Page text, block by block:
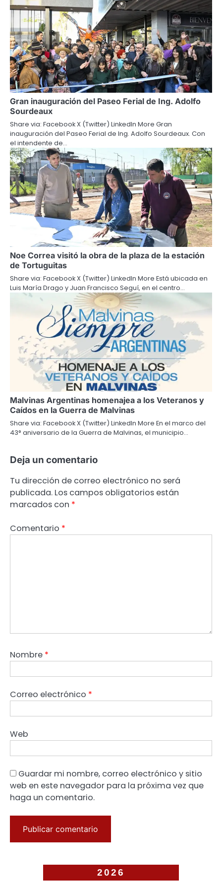
Gran inauguración del Paseo Ferial de Ing. Adolfo
Sourdeaux
Share via: Facebook X (Twitter) LinkedIn More Gran
inauguración del Paseo Ferial de Ing. Adolfo Sourdeaux. Con
el intendente de…
Noe Correa visitó la obra de la plaza de la estación
de Tortuguitas
Share via: Facebook X (Twitter) LinkedIn More Está ubicada en
Luis María Drago y Juan Francisco Seguí, en el centro…
Malvinas Argentinas homenajea a los Veteranos y
Caídos en la Guerra de Malvinas
Share via: Facebook X (Twitter) LinkedIn More En el marco del
43° aniversario de la Guerra de Malvinas, el municipio…
Deja un comentario
Tu dirección de correo electrónico no será
publicada. Los campos obligatorios están
marcados con *
Comentario *
Nombre *
Correo electrónico *
Web
Guardar mi nombre, correo electrónico y sitio
web en este navegador para la próxima vez que
haga un comentario.
2026